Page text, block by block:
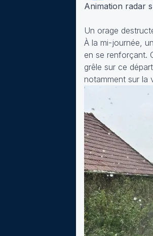
Animation radar
Un orage
À la mi-journée,
en se renforçant.
grêle sur ce
notamment sur la